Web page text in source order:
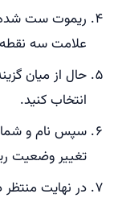
ریموت ست شده
علامت سه نقطه
حال از میان
انتخاب کنید.
سپس نام و
تغییر وضعیت
در نهایت